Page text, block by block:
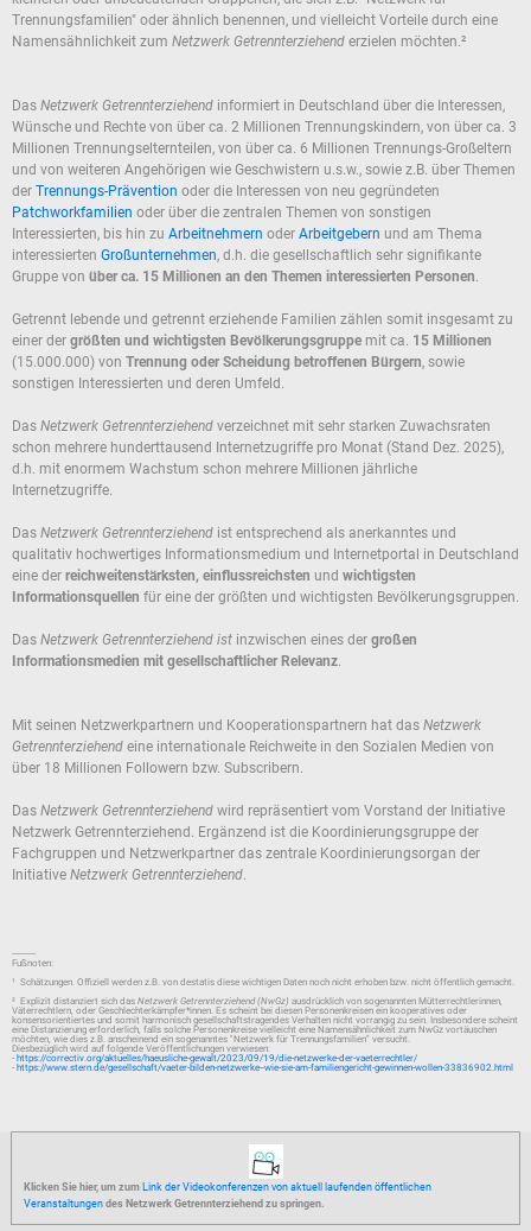
Trennungsfamilien" oder ähnlich benennen, und vielleicht Vorteile durch eine
Namensähnlichkeit zum Netzwerk Getrennterziehend erzielen möchten.²
Das Netzwerk Getrennterziehend informiert in Deutschland über die Interessen,
Wünsche und Rechte von über ca. 2 Millionen Trennungskindern, von über ca. 3
Millionen Trennungselternteilen, von über ca. 6 Millionen Trennungs-Großeltern
und von weiteren Angehörigen wie Geschwistern u.s.w., sowie z.B. über Themen
der Trennungs-Prävention oder die Interessen von neu gegründeten
Patchworkfamilien oder über die zentralen Themen von sonstigen
Interessierten, bis hin zu Arbeitnehmern oder Arbeitgebern und am Thema
interessierten Großunternehmen, d.h. die gesellschaftlich sehr signifikante
Gruppe von über ca. 15 Millionen an den Themen interessierten Personen.
Getrennt lebende und getrennt erziehende Familien zählen somit insgesamt zu
einer der größten und wichtigsten Bevölkerungsgruppe mit ca. 15 Millionen
(15.000.000) von Trennung oder Scheidung betroffenen Bürgern, sowie
sonstigen Interessierten und deren Umfeld.
Das Netzwerk Getrennterziehend verzeichnet mit sehr starken Zuwachsraten
schon mehrere hunderttausend Internetzugriffe pro Monat (Stand Dez. 2025),
d.h. mit enormem Wachstum schon mehrere Millionen jährliche
Internetzugriffe.
Das Netzwerk Getrennterziehend ist entsprechend als anerkanntes und
qualitativ hochwertiges Informationsmedium und Internetportal in Deutschland
eine der reichweitenstärksten, einflussreichsten und wichtigsten
Informationsquellen für eine der größten und wichtigsten Bevölkerungsgruppen.
Das Netzwerk Getrennterziehend ist inzwischen eines der großen
Informationsmedien mit gesellschaftlicher Relevanz.
Mit seinen Netzwerkpartnern und Kooperationspartnern hat das Netzwerk
Getrennterziehend eine internationale Reichweite in den Sozialen Medien von
über 18 Millionen Followern bzw. Subscribern.
Das Netzwerk Getrennterziehend wird repräsentiert vom Vorstand der Initiative
Netzwerk Getrennterziehend. Ergänzend ist die Koordinierungsgruppe der
Fachgruppen und Netzwerkpartner das zentrale Koordinierungsorgan der
Initiative Netzwerk Getrennterziehend.
----------
Fußnoten:
¹ Schätzungen. Offiziell werden z.B. von destatis diese wichtigen Daten noch nicht erhoben bzw. nicht öffentlich gemacht.
² Explizit distanziert sich das Netzwerk Getrennterziehend (NwGz) ausdrücklich von sogenannten Mütterrechtlerinnen,
Väterrechtlern, oder Geschlechterkämpfer*innen. Es scheint bei diesen Personenkreisen ein kooperatives oder
konsensorientiertes und somit harmonisch gesellschaftstragendes Verhalten nicht vorrangig zu sein. Insbesondere scheint
eine Distanzierung erforderlich, falls solche Personenkreise vielleicht eine Namensähnlichkeit zum NwGz vortäuschen
möchten, wie dies z.B. anscheinend ein sogenanntes "Netzwerk für Trennungsfamilien" versucht.
Diesbezüglich wird auf folgende Veröffentlichungen verwiesen:
- https://correctiv.org/aktuelles/haeusliche-gewalt/2023/09/19/die-netzwerke-der-vaeterrechtler/
- https://www.stern.de/gesellschaft/vaeter-bilden-netzwerke--wie-sie-am-familiengericht-gewinnen-wollen-33836902.html
Klicken Sie hier, um zum Link der Videokonferenzen von aktuell laufenden öffentlichen
Veranstaltungen des Netzwerk Getrennterziehend zu springen.